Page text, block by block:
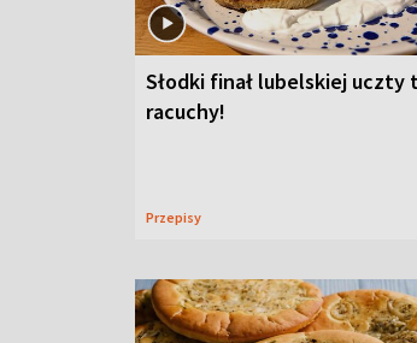
Słodki finał lubelskiej uczty
racuchy!
Przepisy